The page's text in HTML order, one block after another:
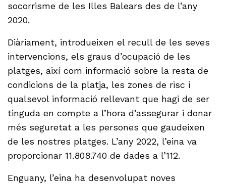
socorrisme de les Illes Balears des de l’any
2020.
Diàriament, introdueixen el recull de les seves
intervencions, els graus d’ocupació de les
platges, així com informació sobre la resta de
condicions de la platja, les zones de risc i
qualsevol informació rellevant que hagi de ser
tinguda en compte a l’hora d’assegurar i donar
més seguretat a les persones que gaudeixen
de les nostres platges. L’any 2022, l’eina va
proporcionar 11.808.740 de dades a l’112.
Enguany, l’eina ha desenvolupat noves